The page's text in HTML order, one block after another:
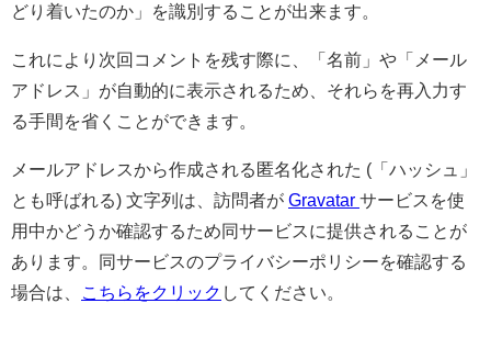
どり着いたのか」を識別することが出来ます。
これにより次回コメントを残す際に、「名前」や「メール
アドレス」が自動的に表示されるため、それらを再入力す
る手間を省くことができます。
メールアドレスから作成される匿名化された (「ハッシュ」
とも呼ばれる) 文字列は、訪問者が Gravatar サービスを使
用中かどうか確認するため同サービスに提供されることが
あります。同サービスのプライバシーポリシーを確認する
場合は、
こちらをクリック してください。